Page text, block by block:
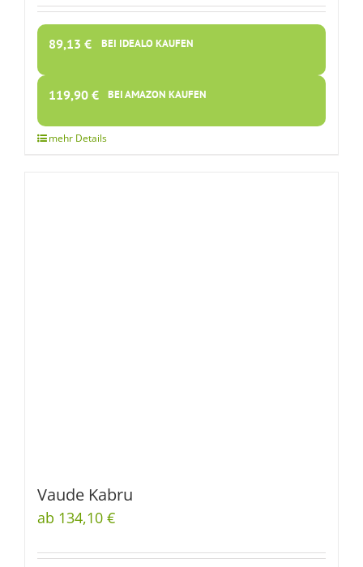
89,13 € BEI IDEALO KAUFEN
119,90 € BEI AMAZON KAUFEN
Vaude Kabru
ab 134,10 €